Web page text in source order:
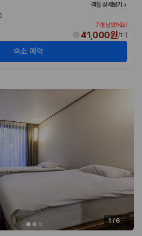
가격비교
적합하며 제주 렌트카 최저가를 찾는 사용자
차종입니다.
행, 장거리 이동에 적합하며 보험 조건과 차
것이 좋습니다.
가족 여행에 적합하며 인원수, 짐 공간, 보
야 합니다.
지 비교해야 진짜 가격비교입
에 따라 실제 부담 금액이 달라질 수 있습니
뿐 아니라 일반자차, 완전자차, 슈퍼자차 조
습니다.
객실 상세보기
7개 남았어요!
41,000원/1박
숙소 예약
1/ 6